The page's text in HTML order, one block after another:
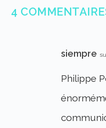
4
siempre
Philippe